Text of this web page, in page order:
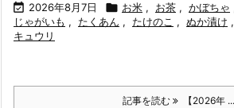
 2026年8月7日  お米 , お茶 , かぼちゃ
じゃがいも , たくあん , たけのこ , ぬか漬け ,
キュウリ
記事を読む 【2026年 ...